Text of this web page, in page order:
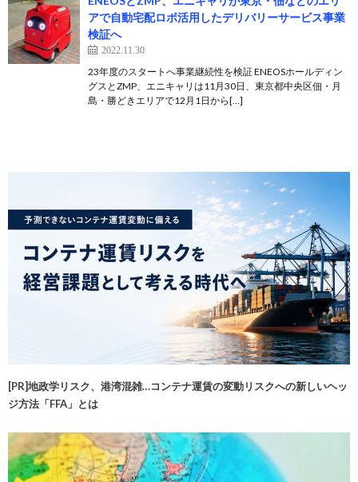
アで自動宅配ロボ活用したデリバリーサービス事業
検証へ
2022.11.30
23年度のスタートへ事業継続性を検証 ENEOSホールディン
グスとZMP、エニキャリは11月30日、東京都中央区佃・月
島・勝どきエリアで12月1日から[…]
[PR]地政学リスク、港湾混雑…コンテナ運賃の変動リスクへの新しいヘッ
ジ方法「FFA」とは